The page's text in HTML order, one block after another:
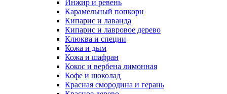
Инжир и ревень
Карамельный попкорн
Кипарис и лаванда
Кипарис и лавровое дерево
Клюква и специи
Кожа и дым
Кожа и шафран
Кокос и вербена лимонная
Кофе и шоколад
Красная смородина и герань